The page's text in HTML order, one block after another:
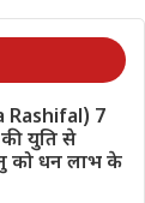
Rashifal) 7
युति से
को धन लाभ के